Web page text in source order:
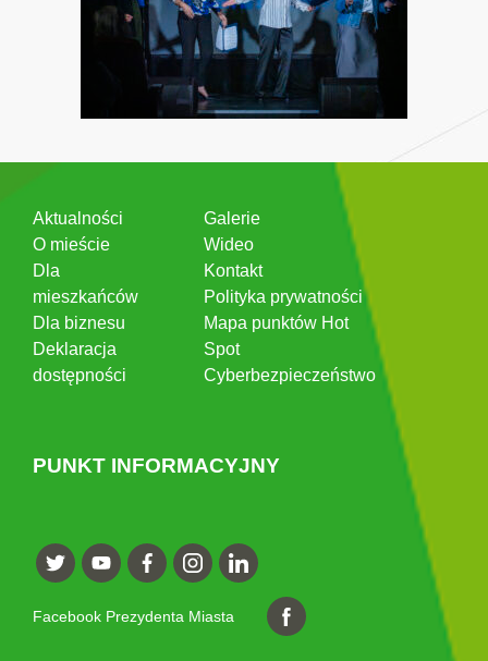
Aktualności
O mieście
Dla
mieszkańców
Dla biznesu
Deklaracja
dostępności
Galerie
Wideo
Kontakt
Polityka prywatności
Mapa punktów Hot
Spot
Cyberbezpieczeństwo
PUNKT INFORMACYJNY
Facebook Prezydenta Miasta